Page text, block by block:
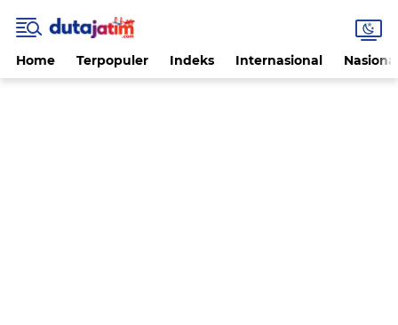
Home Terpopuler Indeks Internasional